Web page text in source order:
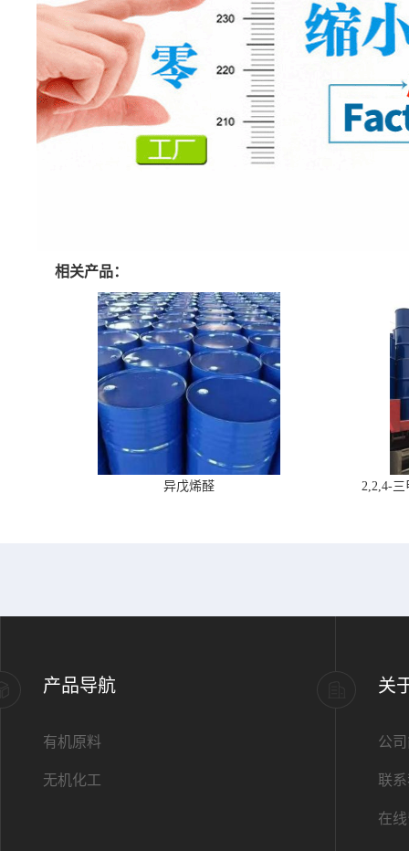
相关产品：
异戊烯醛 2,2,4-
产品导航
有机原料
无机化工
关
公
联
在